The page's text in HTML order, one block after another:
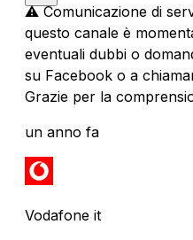
⚠️ Comunicazione di
questo canale è
eventuali dubbi o
su Facebook o a
Grazie per la
un anno fa
Vodafone it